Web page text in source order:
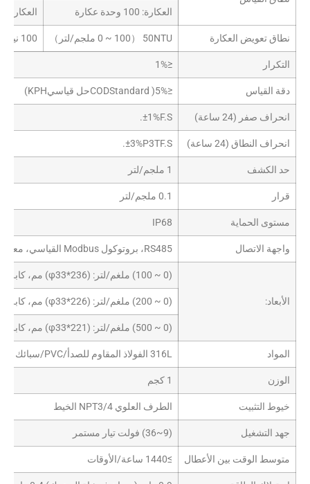
العكارة: 100 وحدة عكارة العكارة: 400 وحدة عكارة
نطاق تعويض العكارة 50NTU （0 ~ 100 ملجم/لتر） 100 نيترو نيترو （0 ~ 200 ملجم/لتر）
التكرار ≤1%
دقة القياس ≤5%( CODStandardحل قياسيKPH)
انحراف صفر (24 ساعة) ±1%F.S.
انحراف النطاق (24 ساعة) ±3%P3TF.S.
حد الكشف 1 ملجم/لتر
قرار 0.1 ملجم/لتر
مستوى الحماية IP68
واجهة الاتصال RS485، بروتوكول Modbus القياسي، معدل الباود 9600، بت العنوان الافتراضي 50
الأبعاد:
(0 ~ 100) ملغم/لتر: (φ33*236) مم، كابل 10 أمتار (يمكن تخصيصه)
(0 ~ 200) ملغم/لتر: (φ33*226) مم، كابل 10 أمتار (قابل للتخصيص)
(0 ~ 500) ملغم/لتر: (φ33*221) مم، كابل 10 أمتار (قابل للتخصيص)
المواد 316L الفولاذ المقاوم للصدأ/PVC/سبائك التيتانيوم اختياري
الوزن 1 كجم
خيوط التثبيت الطرف العلوي NPT3/4 الخيط
جهد التشغيل (9~36) فولت تيار مستمر
متوسط الوقت بين الأعطال ≥1440 ساعة/الأوقات